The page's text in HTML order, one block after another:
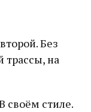
Без
трассы, на
своём стиле.